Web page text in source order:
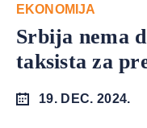
EKONOMIJA
Srbija nema
taksista za
19. DEC. 2024.